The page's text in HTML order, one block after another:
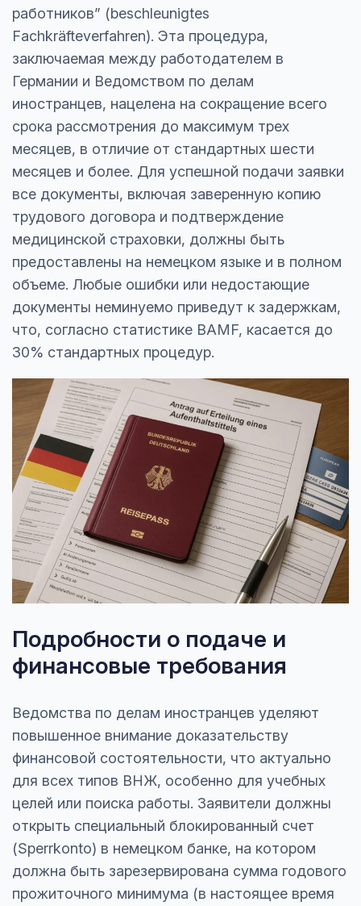
работников” (beschleunigtes
Fachkräfteverfahren). Эта процедура,
заключаемая между работодателем в
Германии и Ведомством по делам
иностранцев, нацелена на сокращение всего
срока рассмотрения до максимум трех
месяцев, в отличие от стандартных шести
месяцев и более. Для успешной подачи заявки
все документы, включая заверенную копию
трудового договора и подтверждение
медицинской страховки, должны быть
предоставлены на немецком языке и в полном
объеме. Любые ошибки или недостающие
документы неминуемо приведут к задержкам,
что, согласно статистике BAMF, касается до
30% стандартных процедур.
Подробности о подаче и
финансовые требования
Ведомства по делам иностранцев уделяют
повышенное внимание доказательству
финансовой состоятельности, что актуально
для всех типов ВНЖ, особенно для учебных
целей или поиска работы. Заявители должны
открыть специальный блокированный счет
(Sperrkonto) в немецком банке, на котором
должна быть зарезервирована сумма годового
прожиточного минимума (в настоящее время